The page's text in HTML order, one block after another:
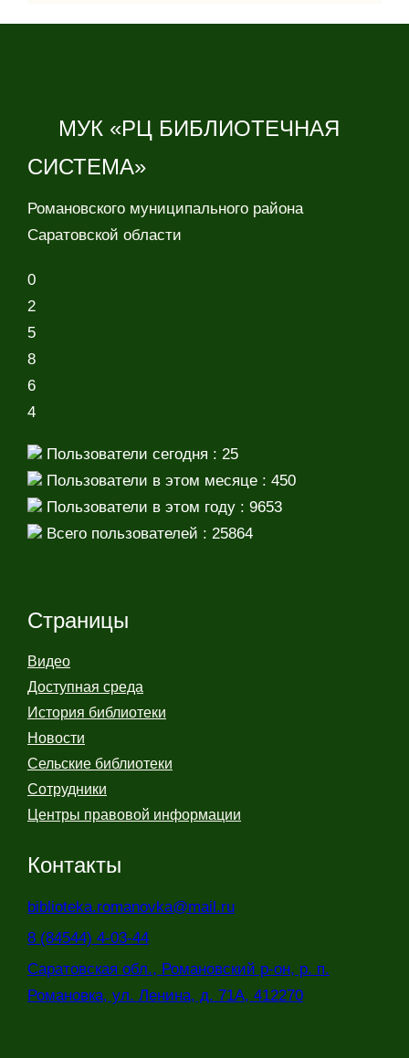
МУК «РЦ БИБЛИОТЕЧНАЯ
СИСТЕМА»
Романовского муниципального района
Саратовской области
0
2
5
8
6
4
Пользователи сегодня : 25
Пользователи в этом месяце : 450
Пользователи в этом году : 9653
Всего пользователей : 25864
Страницы
Видео
Доступная среда
История библиотеки
Новости
Сельские библиотеки
Сотрудники
Центры правовой информации
Контакты
biblioteka.romanovka@mail.ru
8 (84544) 4-03-44
Саратовская обл., Романовский р-он, р. п.
Романовка, ул. Ленина, д. 71А, 412270